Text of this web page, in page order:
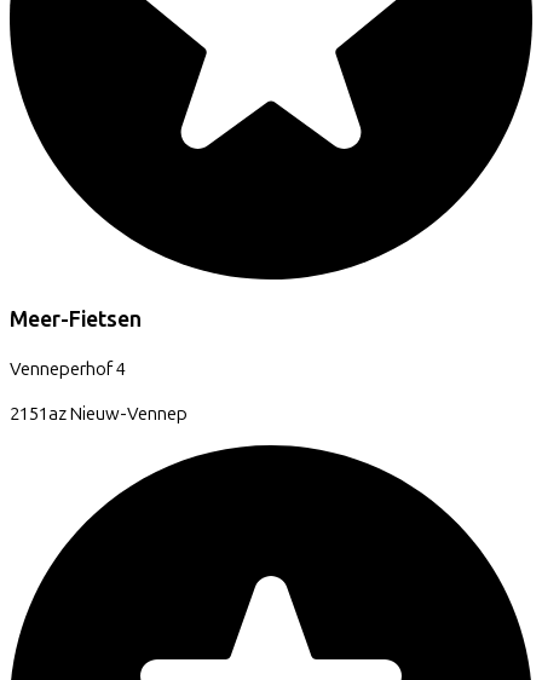
Meer-Fietsen
Venneperhof4
2151azNieuw-Vennep